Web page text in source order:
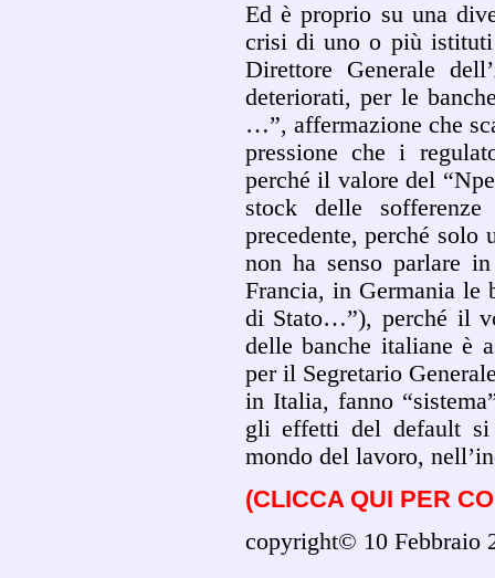
Ed è proprio su una
crisi di uno o più
Direttore Generale
deteriorati, per le
…”, affermazione che
pressione che i
perché il valore del
stock delle
precedente, perché
non ha senso parlare
Francia, in Germania le
di Stato…”), perché il
delle banche italiane è
per il Segretario
in Italia, fanno
gli effetti del default si
mondo del lavoro,
(CLICCA QUI PER
copyright© 10 Febbraio